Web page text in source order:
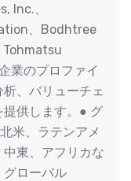
Inc.、
、Bodhtree
業のプロファイ
、バリューチェ
供します。● グ
米、ラテンアメ
東、アフリカな
グローバル